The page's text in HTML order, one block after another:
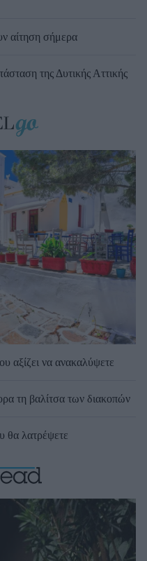
αίτηση σήμερα
της Δυτικής Αττικής
αξίζει να ανακαλύψετε
τη βαλίτσα των διακοπών
θα λατρέψετε